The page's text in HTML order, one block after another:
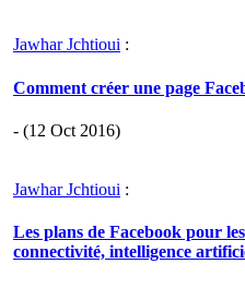
Jawhar Jchtioui :
Comment créer une page
- (12 Oct 2016)
Jawhar Jchtioui :
Les plans de Facebook pour
connectivité, intelligence